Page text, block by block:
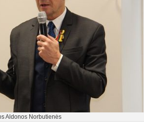
Aldonos Norbutienės